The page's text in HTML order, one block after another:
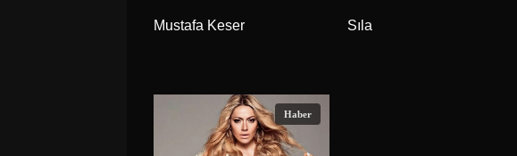
Mustafa Keser Sıla
Haber